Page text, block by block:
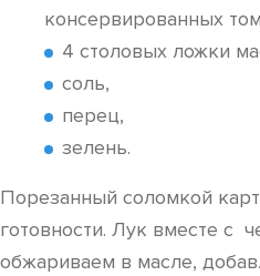
консервированных
4 столовых ложки
соль,
перец,
зелень.
Порезанный соломкой
готовности. Лук вместе с
обжариваем в масле,